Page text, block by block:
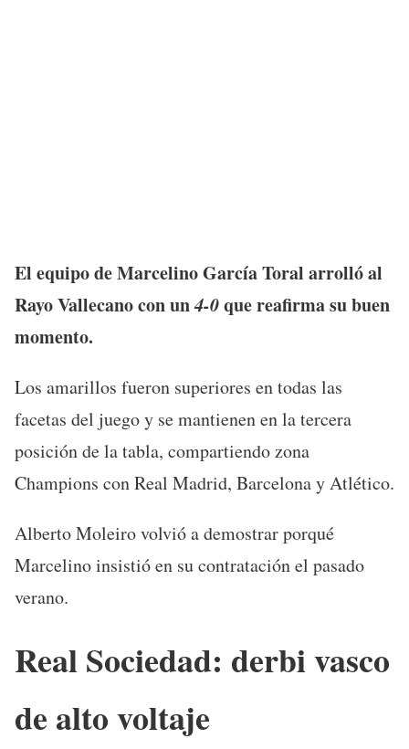
El equipo de Marcelino García Toral arrolló al
Rayo Vallecano con un4-0que reafirma su buen
momento.
Los amarillos fueron superiores en todas las
facetas del juego y se mantienen en la tercera
posición de la tabla, compartiendo zona
Champions con Real Madrid, Barcelona y Atlético.
Alberto Moleiro volvió a demostrar porqué
Marcelino insistió en su contratación el pasado
verano.
Real Sociedad: derbi vasco
de alto voltaje